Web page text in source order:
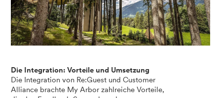
Die Integration: Vorteile und Umsetzung
Die Integration von Re:Guest und Customer
Alliance brachte My Arbor zahlreiche Vorteile,